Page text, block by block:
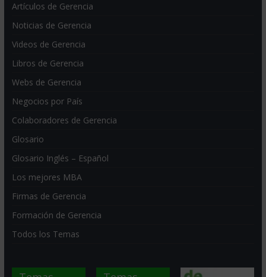
Artículos de Gerencia
Noticias de Gerencia
Videos de Gerencia
Libros de Gerencia
Webs de Gerencia
Negocios por País
Colaboradores de Gerencia
Glosario
Glosario Inglés – Español
Los mejores MBA
Firmas de Gerencia
Formación de Gerencia
Todos los Temas